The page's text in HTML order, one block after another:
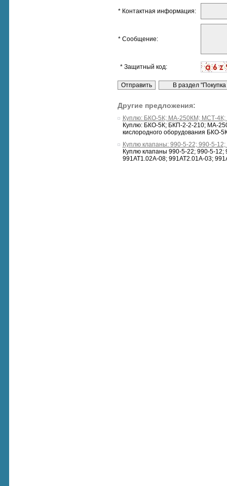
* Контактная информация:
* Сообщение:
* Защитный код:
Другие предложения:
Куплю: БКО-5К; МА-250КМ; МСТ-
Куплю: БКО-5К; БКП-2-2-210; МА-
кислородного оборудования БКО-
Куплю клапаны: 990-5-22; 990-5-
Куплю клапаны 990-5-22; 990-5-
991АТ1.02А-08; 991АТ2.01А-03;